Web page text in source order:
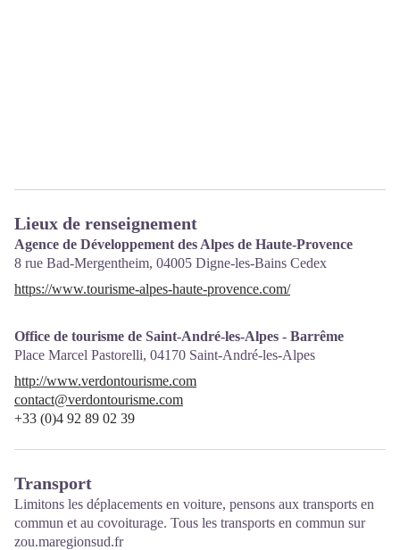
Lieux de renseignement
Agence de Développement des Alpes de Haute-Provence
8 rue Bad-Mergentheim, 04005 Digne-les-Bains Cedex
https://www.tourisme-alpes-haute-provence.com/
Office de tourisme de Saint-André-les-Alpes - Barrême
Place Marcel Pastorelli, 04170 Saint-André-les-Alpes
http://www.verdontourisme.com
contact@verdontourisme.com
+33 (0)4 92 89 02 39
Transport
Limitons les déplacements en voiture, pensons aux transports en
commun et au covoiturage. Tous les transports en commun sur
zou.maregionsud.fr